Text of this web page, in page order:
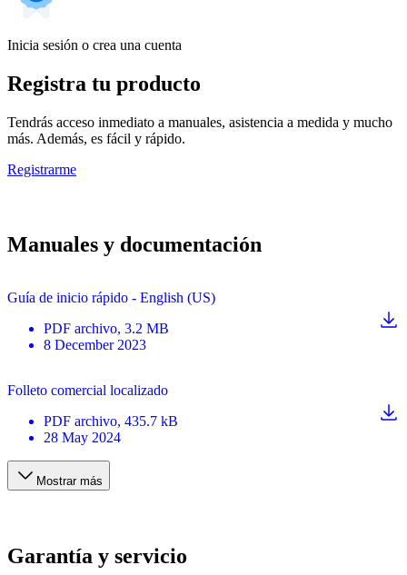
Inicia sesión o crea una cuenta
Registra tu producto
Tendrás acceso inmediato a manuales, asistencia a medida y mucho
más. Además, es fácil y rápido.
Registrarme
Manuales y documentación
Guía de inicio rápido - English (US)
PDF archivo, 3.2 MB
8 December 2023
Folleto comercial localizado
PDF archivo, 435.7 kB
28 May 2024
Mostrar más
Garantía y servicio